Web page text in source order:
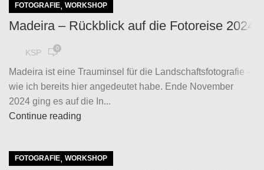
FOTOGRAFIE, WORKSHOP
Madeira – Rückblick auf die Fotoreise 2024
KSP 0
Madeira ist eine Trauminsel für die Landschaftsfotografie -
wie ich bereits hier angedeutet habe. Ende November
2024 ging es auf die In...
Continue reading
FOTOGRAFIE, WORKSHOP